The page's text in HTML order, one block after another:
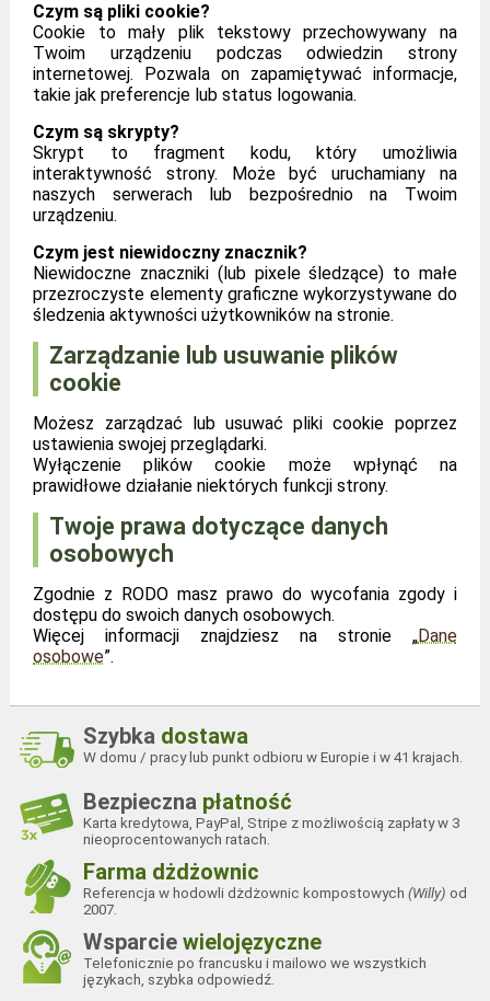
Czym są pliki cookie?
Cookie to mały plik tekstowy przechowywany na
Twoim urządzeniu podczas odwiedzin strony
internetowej. Pozwala on zapamiętywać informacje,
takie jak preferencje lub status logowania.
Czym są skrypty?
Skrypt to fragment kodu, który umożliwia
interaktywność strony. Może być uruchamiany na
naszych serwerach lub bezpośrednio na Twoim
urządzeniu.
Czym jest niewidoczny znacznik?
Niewidoczne znaczniki (lub pixele śledzące) to małe
przezroczyste elementy graficzne wykorzystywane do
śledzenia aktywności użytkowników na stronie.
Zarządzanie lub usuwanie plików
cookie
Możesz zarządzać lub usuwać pliki cookie poprzez
ustawienia swojej przeglądarki.
Wyłączenie plików cookie może wpłynąć na
prawidłowe działanie niektórych funkcji strony.
Twoje prawa dotyczące danych
osobowych
Zgodnie z RODO masz prawo do wycofania zgody i
dostępu do swoich danych osobowych.
Więcej informacji znajdziesz na stronie „Dane
osobowe”.
Szybka dostawa
W domu / pracy lub punkt odbioru w Europie i w 41 krajach.
Bezpieczna płatność
Karta kredytowa, PayPal, Stripe z możliwością zapłaty w 3
nieoprocentowanych ratach.
Farma dżdżownic
Referencja w hodowli dżdżownic kompostowych(Willy) od
2007.
Wsparciewielojęzyczne
Telefonicznie po francusku i mailowo we wszystkich
językach, szybka odpowiedź.